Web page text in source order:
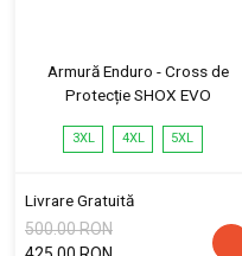
Armură Enduro - Cross de
Protecție SHOX EVO
3XL 4XL 5XL
Livrare Gratuită
500.00 RON